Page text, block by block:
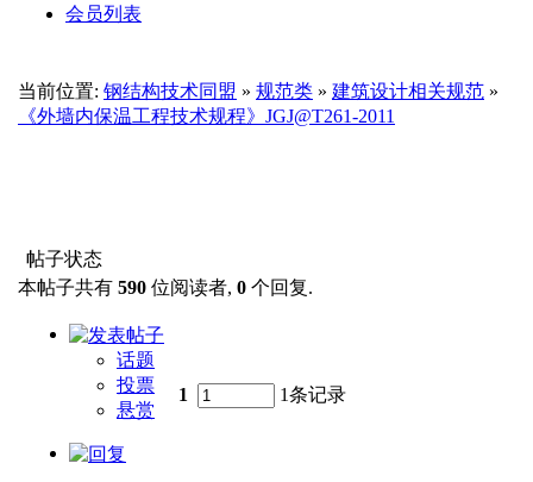
会员列表
当前位置: 钢结构技术同盟 » 规范类 » 建筑设计相关规范 »
《外墙内保温工程技术规程》JGJ@T261-2011
帖子状态
本帖子共有 590 位阅读者, 0 个回复.
话题
投票
悬赏
1 1条记录